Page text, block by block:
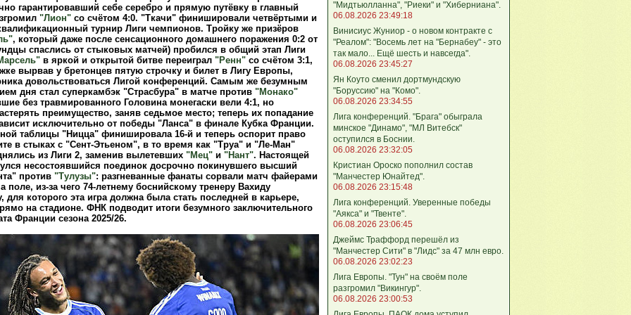
гарантировавший себе серебро и прямую путёвку в главный
"Лион"со счётом 4:0. "Ткачи" финишировали четвёртыми и
турнир Лиги чемпионов. Тройку же призёров
, который даже после сенсационного домашнего поражения 0:2 от
спаслись от стыковых матчей) пробился в общий этап Лиги
в яркой и открытой битве переиграл "Ренн"со счётом 3:1,
вырвав у бретонцев пятую строчку и билет в Лигу Европы,
довольствоваться Лигой конференций. Самым же безумным
дня стал суперкамбэк "Страсбура" в матче против "Монако"
без травмированного Головина монегаски вели 4:1, но
преимущество, заняв седьмое место; теперь их попадание
исключительно от победы "Ланса" в финале Кубка Франции.
таблицы "Ницца" финишировала 16-й и теперь оспорит право
в стыках с "Сент-Этьеном", в то время как "Труа" и "Ле-Ман"
из Лиги 2, заменив вылетевших "Мец"и "Нант". Настоящей
несостоявшийся поединок досрочно покинувшего высший
против "Тулузы": разгневанные фанаты сорвали матч файерами
из-за чего 74-летнему боснийскому тренеру Вахиду
для которого эта игра должна была стать последней в карьере,
на стадионе. ФНК подводит итоги безумного заключительного
Франции сезона 2025/26.
"Мидтьюлланна", "Риеки" и "Хиберниана".
06.08.2026 23:49:18
Винисиус Жуниор - о новом контракте с
"Реалом": "Восемь лет на "Бернабеу" - это
так мало... Ещё шесть и навсегда".
06.08.2026 23:45:27
Ян Коуто сменил дортмундскую
"Боруссию" на "Комо".
06.08.2026 23:34:55
Лига кoнференций. "Брага" обыграла
минское "Динамо", "МЛ Витебск"
оступился в Боснии.
06.08.2026 23:32:05
Кристиан Ороско пополнил состав
"Манчестер Юнайтед".
06.08.2026 23:15:48
Лига кoнференций. Уверенные победы
"Аякса" и "Твенте".
06.08.2026 23:06:45
Джеймс Траффорд перешёл из
"Манчестер Сити" в "Лидс" за 47 млн евро.
06.08.2026 23:02:23
Лига Европы. "Тун" на своём поле
разгромил "Викингур".
06.08.2026 23:00:53